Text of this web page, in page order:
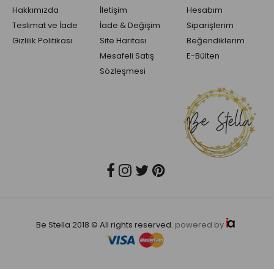
Hakkımızda
Teslimat ve İade
Gizlilik Politikası
İletişim
İade & Değişim
Site Haritası
Mesafeli Satış
Sözleşmesi
Hesabım
Siparişlerim
Beğendiklerim
E-Bülten
Be Stella 2018 © All rights reserved. powered by